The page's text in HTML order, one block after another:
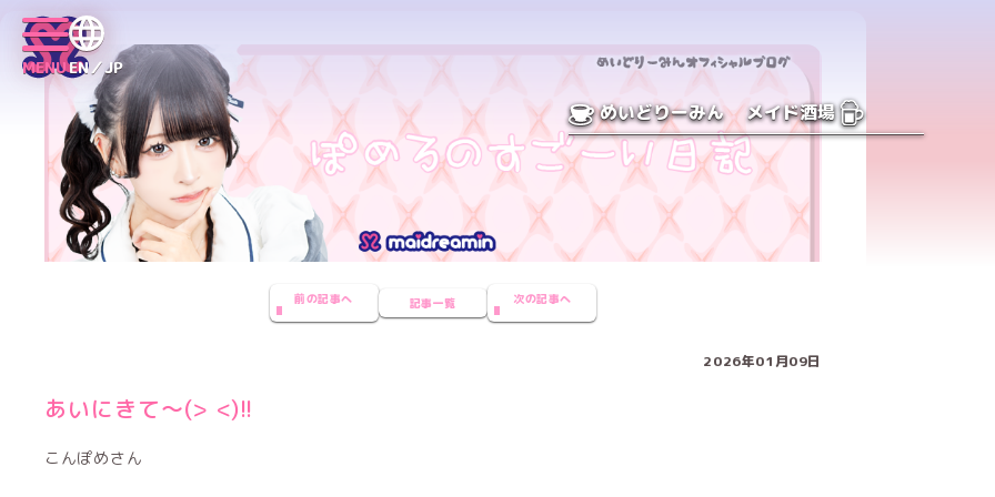
MENUEN／JP
めいどりーみん メイド酒場
前の記事へ 記事一覧 次の記事へ
2026年01月09日
あいにきて〜(> <)!!
こんぽめさん